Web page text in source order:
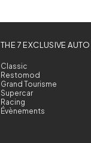
THE 7 EXCLUSIVE AUTO
Classic
Restomod
Grand Tourisme
Supercar
Racing
Évènements